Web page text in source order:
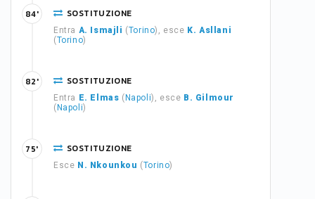
SOSTITUZIONE
Entra A. Ismajli (Torino), esce K. Asllani
(Torino)
84'
SOSTITUZIONE
Entra E. Elmas ( Napoli), esce B. Gilmour
( Napoli)
82'
SOSTITUZIONE
Esce N. Nkounkou (Torino)
75'